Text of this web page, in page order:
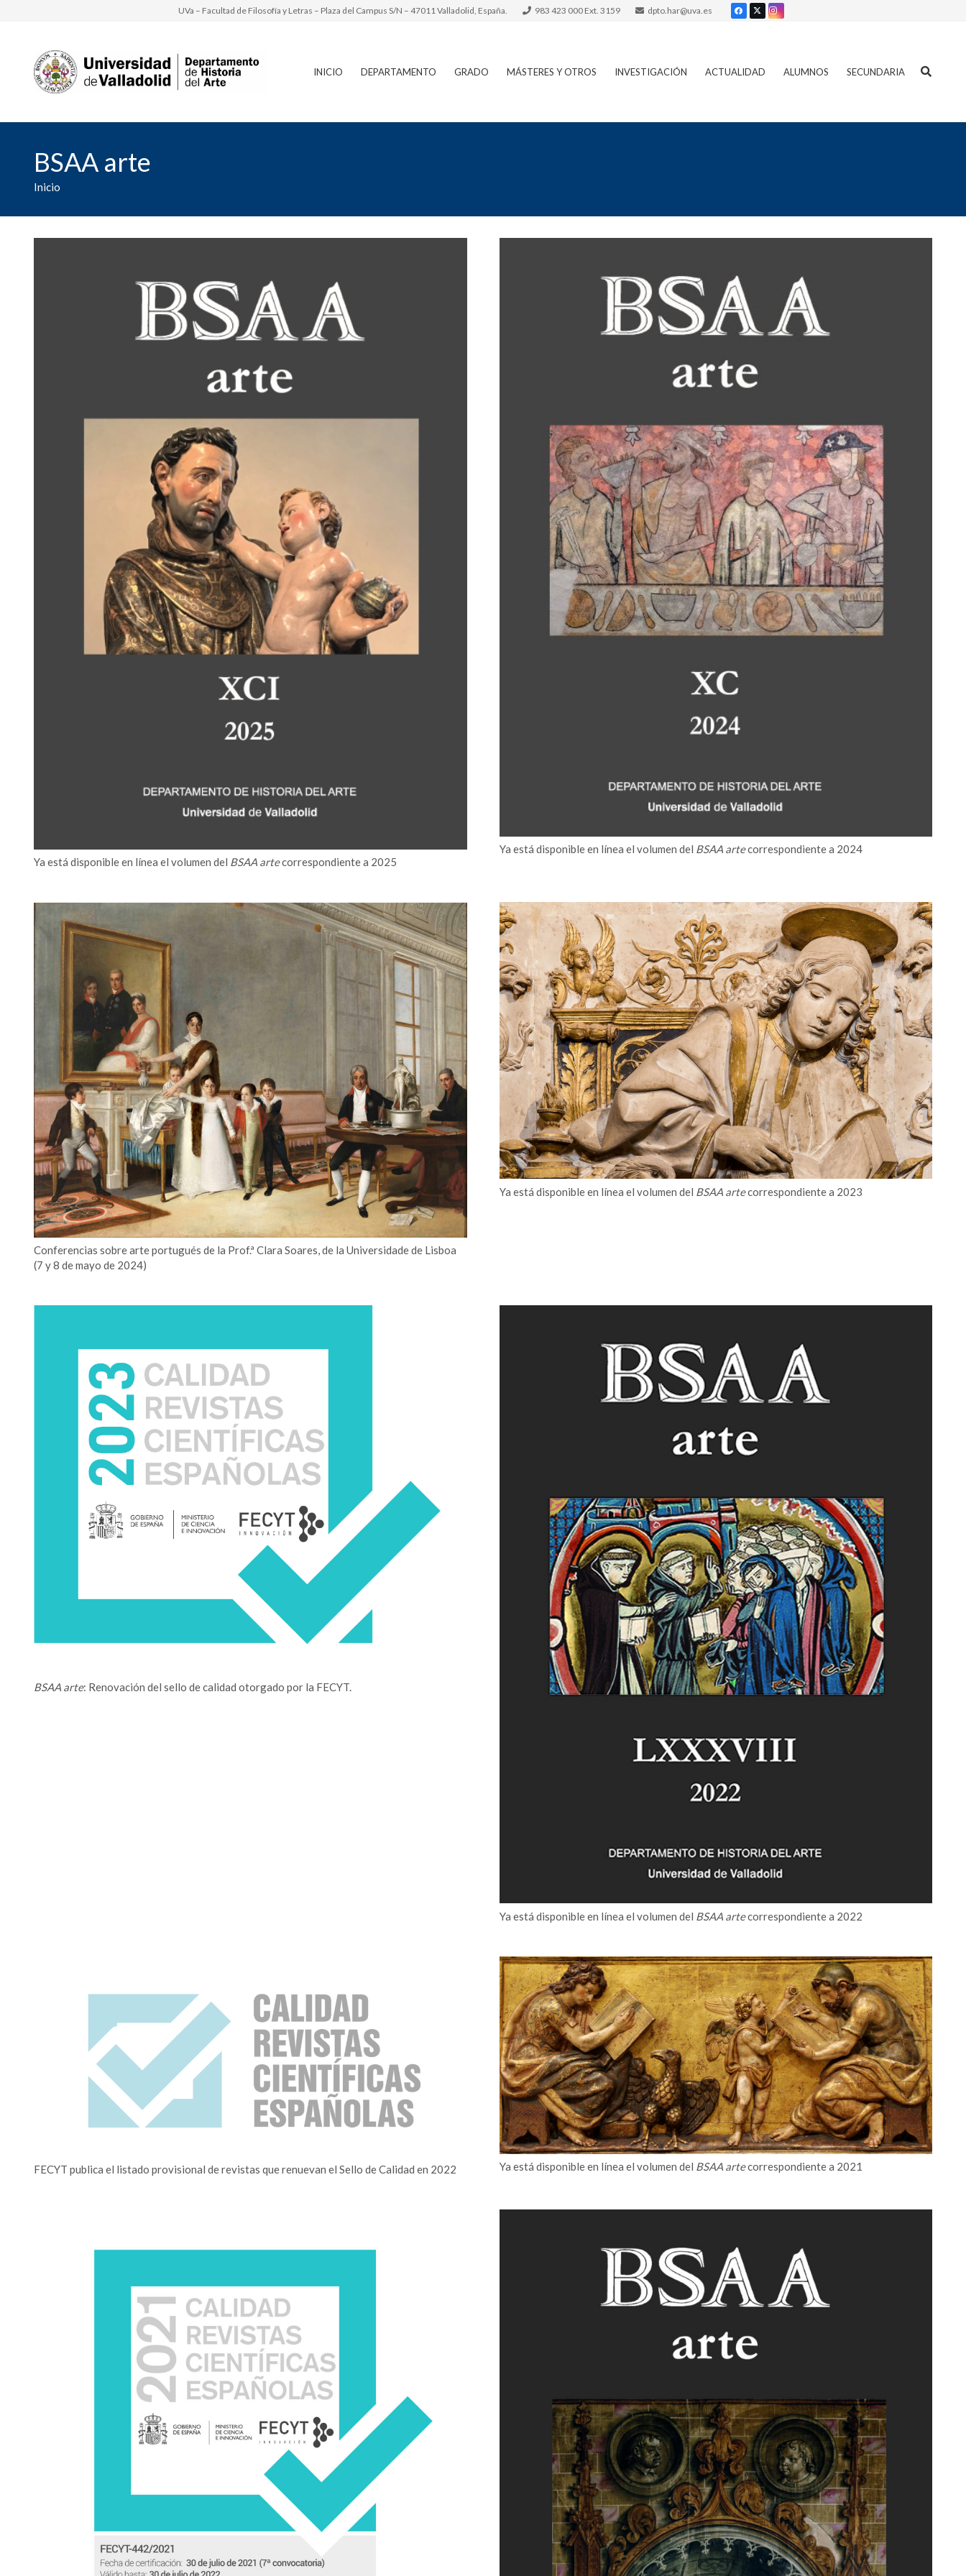
UVa – Facultad de Filosofía y Letras – Plaza del Campus S/N – 47011 Valladolid, España. 983 423 000 Ext. 3159 dpto.har@uva.es
INICIO DEPARTAMENTO GRADO MÁSTERES Y OTROS INVESTIGACIÓN ACTUALIDAD ALUMNOS SECUNDARIA
BSAA arte
Inicio
Ya está disponible en línea el volumen del BSAA artecorrespondiente a 2025
Ya está disponible en línea el volumen del BSAA artecorrespondiente a 2024
Conferencias sobre arte portugués de la Prof.ª Clara Soares, de la Universidade de Lisboa
(7 y 8 de mayo de 2024)
Ya está disponible en línea el volumen del BSAA artecorrespondiente a 2023
BSAA arte: Renovación del sello de calidad otorgado por la FECYT.
Ya está disponible en línea el volumen del BSAA artecorrespondiente a 2022
FECYT publica el listado provisional de revistas que renuevan el Sello de Calidad en 2022 Ya está disponible en línea el volumen del BSAA artecorrespondiente a 2021